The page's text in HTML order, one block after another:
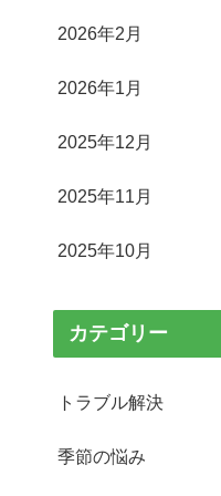
2026年2月
2026年1月
2025年12月
2025年11月
2025年10月
カテゴリー
トラブル解決
季節の悩み